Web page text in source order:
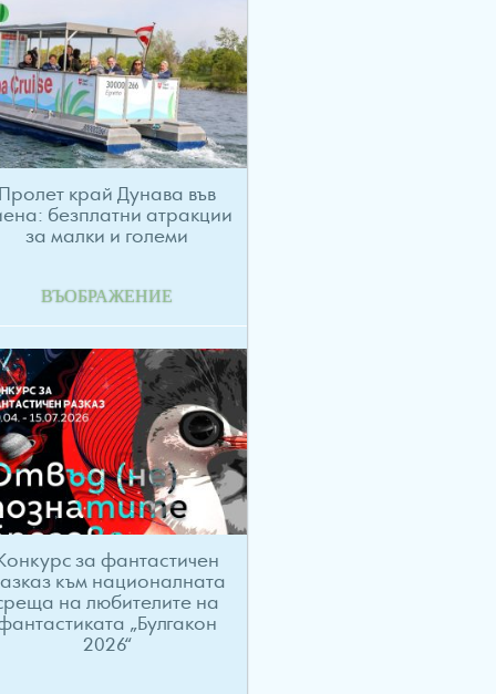
край Дунава във
безплатни атракции
за малки и големи
ВЪОБРАЖЕНИЕ
за фантастичен
към националната
на любителите на
„Булгакон
2026“